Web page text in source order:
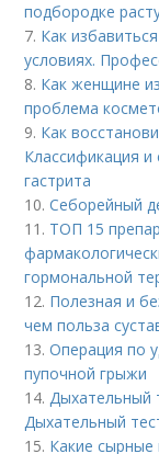
подбородке
7. Как
условиях.
8. Как женщине
проблема
9. Как
Классификация и
гастрита
10.Себорейный
11. ТОП 15
гормональной
12. Полезная и
чем польза
13.Операция по
пупочной грыжи
14.Дыхательный
Дыхательный
15. Какие сырные